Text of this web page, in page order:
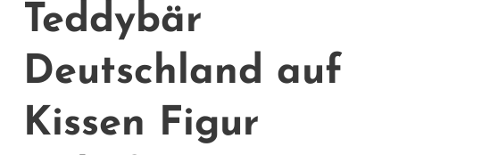
Teddybär
Deutschland auf
Kissen Figur